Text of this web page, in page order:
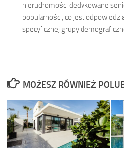
nieruchomości dedykowane
popularności, co jest
specyficznej grupy
MOŻESZ RÓWNIEŻ